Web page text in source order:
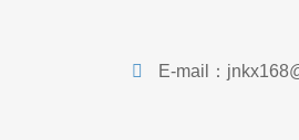
 E-mail：